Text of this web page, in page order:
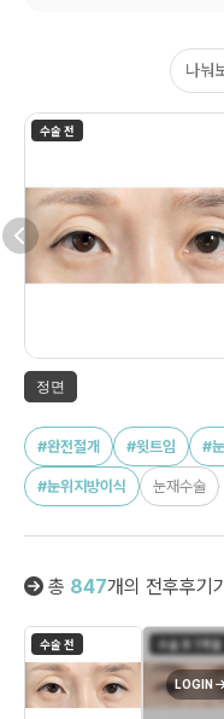
나눠
수술 전
정면
#완전절개 #윗트임 #
#눈위지방이식 눈재수술
총 847개의 전후후기
수술 전 수술 후 1개월
LOGIN